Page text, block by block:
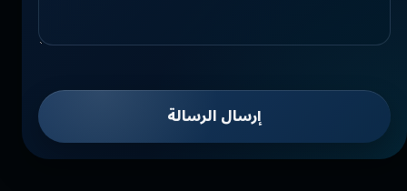
إرسال الرسالة